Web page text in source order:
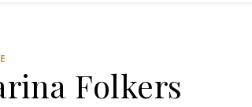
Folkers